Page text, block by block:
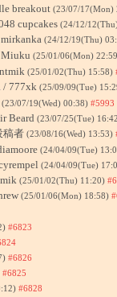
breakout (23/07/17(Mon)
cupcakes (24/12/
(24/12/19(Thu)
(25/01/06(Mon)
(25/01/02(Thu) 15:58)
/ 777xk (25/09/09(Tue)
(23/07/19(Wed) 00:38) #5993
Beard (23/07/25(Tue)
稿者 (23/08/16(Wed) 13:53)
(24/04/09(Tue)
(24/04/09(Tue)
(25/01/02(Thu) 11:20)
(25/01/06(Mon) 18:58)
#6823
#6826
#6825
#6828